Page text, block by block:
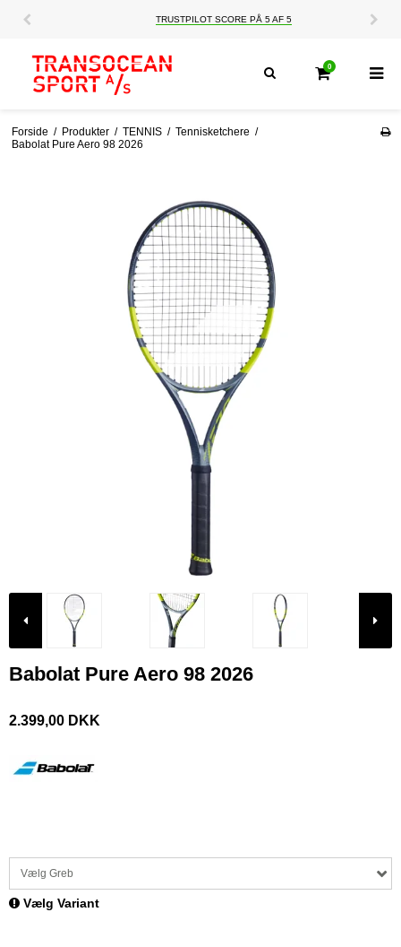
TRUSTPILOT SCORE PÅ 5 AF 5
0
Forside / Produkter / TENNIS / Tennisketchere /
Babolat Pure Aero 98 2026
Babolat Pure Aero 98 2026
2.399,00 DKK
Vælg Greb
Vælg Variant